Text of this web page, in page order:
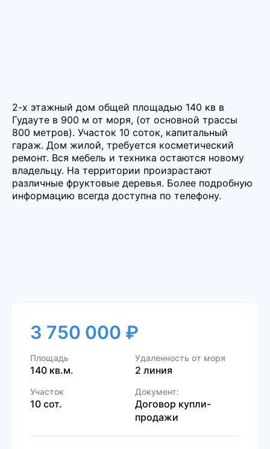
2-х этажный дом общей площадью 140 кв в
Гудауте в 900 м от моря, (от основной трассы
800 метров). Участок 10 соток, капитальный
гараж. Дом жилой, требуется косметический
ремонт. Вся мебель и техника остаются новому
владельцу. На территории произрастают
различные фруктовые деревья. Более подробную
информацию всегда доступна по телефону.
3 750 000 ₽
Площадь
140 кв.м.
Удаленность от моря
2 линия
Участок
10 сот.
Документ:
Договор купли-
продажи